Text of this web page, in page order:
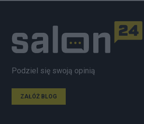
Podziel się swoją opinią
ZAŁÓŻ BLOG